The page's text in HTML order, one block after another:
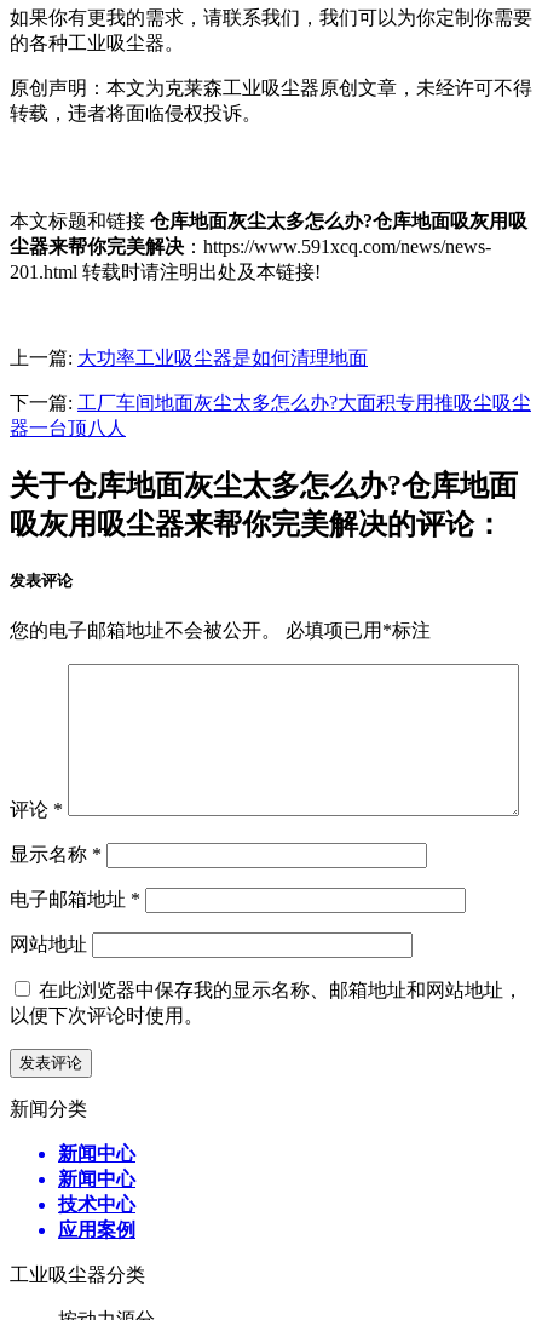
如果你有更我的需求，请联系我们，我们可以为你定制你需要
的各种工业吸尘器。
原创声明：本文为克莱森工业吸尘器原创文章，未经许可不得
转载，违者将面临侵权投诉。
本文标题和链接 仓库地面灰尘太多怎么办?仓库地面吸灰用吸
尘器来帮你完美解决 ：https://www.591xcq.com/news/news-
201.html 转载时请注明出处及本链接!
上一篇: 大功率工业吸尘器是如何清理地面
下一篇: 工厂车间地面灰尘太多怎么办?大面积专用推吸尘吸尘
器一台顶八人
关于仓库地面灰尘太多怎么办?仓库地面
吸灰用吸尘器来帮你完美解决的评论：
发表评论
您的电子邮箱地址不会被公开。 必填项已用 *标注
评论 *
显示名称 *
电子邮箱地址 *
网站地址
在此浏览器中保存我的显示名称、邮箱地址和网站地址，
以便下次评论时使用。
新闻分类
新闻中心
新闻中心
技术中心
应用案例
工业吸尘器分类